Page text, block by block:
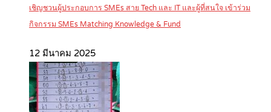
เชิญชวนผู้ประกอบการ SMEs สาย Tech และ IT และผู้ที่สนใจ เข้าร่วม
กิจกรรม SMEs Matching Knowledge & Fund
12 มีนาคม 2025